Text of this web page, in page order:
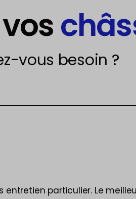
vous besoin ?
entretien particulier. Le